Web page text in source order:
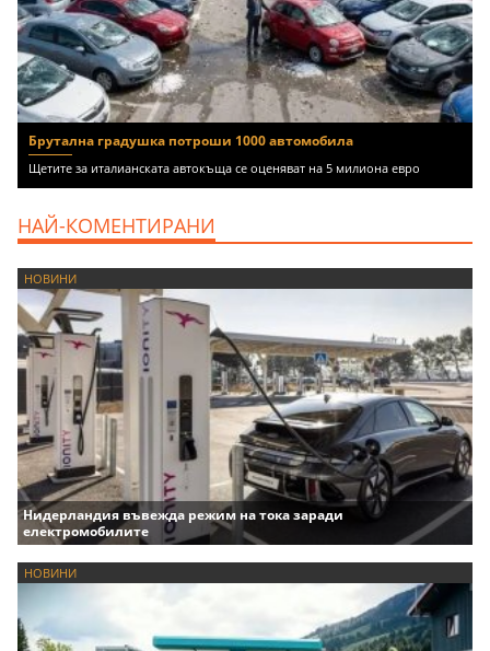
Брутална градушка потроши 1000 автомобила
Щетите за италианската автокъща се оценяват на 5 милиона евро
НАЙ-КОМЕНТИРАНИ
НОВИНИ
Нидерландия въвежда режим на тока заради
електромобилите
НОВИНИ